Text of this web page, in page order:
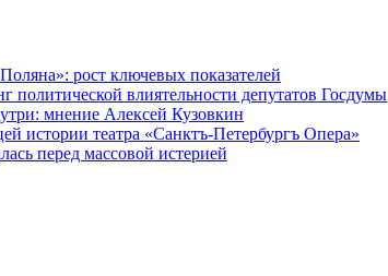
рост ключевых показателей
влиятельности депутатов Госдумы
мнение Алексей Кузовкин
истории театра «Санктъ-Петербургъ Опера»
перед массовой истерией